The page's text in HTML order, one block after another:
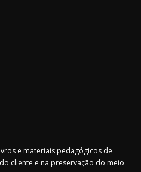
e materiais pedagógicos de
cliente e na preservação do meio